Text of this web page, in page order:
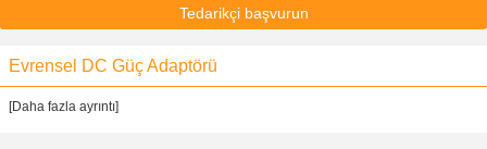
Tedarikçi başvurun
Evrensel DC Güç Adaptörü
[Daha fazla ayrıntı]